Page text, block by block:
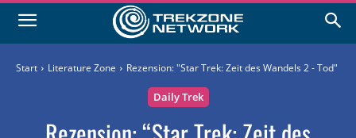
Start Literature Zone Rezension: "Star Trek: Zeit des Wandels 2 - Tod"
Daily Trek